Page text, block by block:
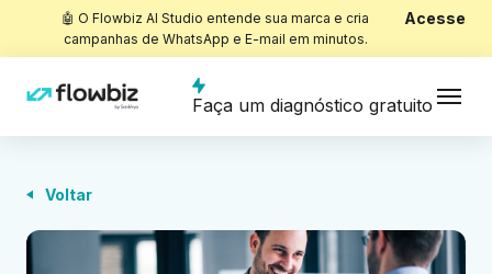
🤖 O Flowbiz AI Studio entende sua marca e cria
campanhas de WhatsApp e E-mail em minutos.
Acesse
Faça um diagnóstico gratuito
Voltar